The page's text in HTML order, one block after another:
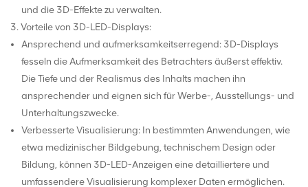
und die 3D-Effekte zu verwalten.
3. Vorteile von 3D-LED-Displays:
Ansprechend und aufmerksamkeitserregend: 3D-Displays
fesseln die Aufmerksamkeit des Betrachters äußerst effektiv.
Die Tiefe und der Realismus des Inhalts machen ihn
ansprechender und eignen sich für Werbe-, Ausstellungs- und
Unterhaltungszwecke.
Verbesserte Visualisierung: In bestimmten Anwendungen, wie
etwa medizinischer Bildgebung, technischem Design oder
Bildung, können 3D-LED-Anzeigen eine detailliertere und
umfassendere Visualisierung komplexer Daten ermöglichen.